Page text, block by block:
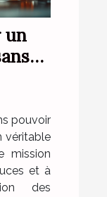
un
pouvoir
véritable
mission
et à
des